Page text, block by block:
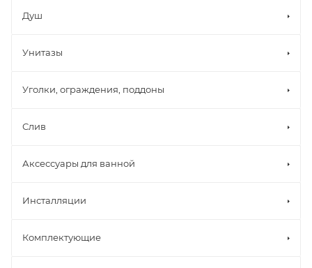
Душ
Унитазы
Уголки, ограждения, поддоны
Слив
Аксессуары для ванной
Инсталляции
Комплектующие